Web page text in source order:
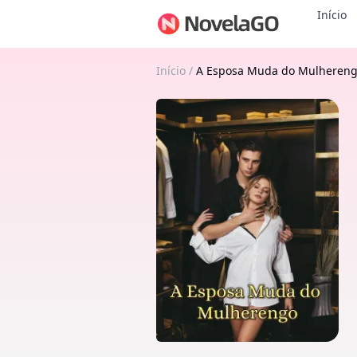
Início
Início / A Esposa Muda do